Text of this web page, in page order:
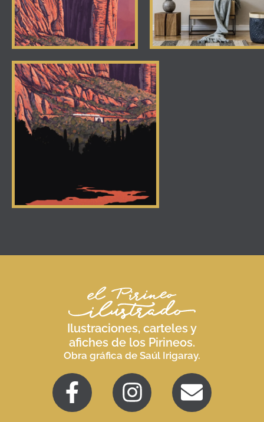
Ilustraciones, carteles y
afiches de los Pirineos.
Obra gráfica de Saúl Irigaray.